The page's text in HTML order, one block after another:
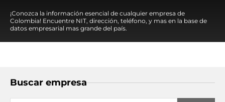
¡Conozca la información esencial de cualquier empresa de
Colombia! Encuentre NIT, dirección, teléfono, y mas en la base de
datos empresarial mas grande del país.
Buscar empresa